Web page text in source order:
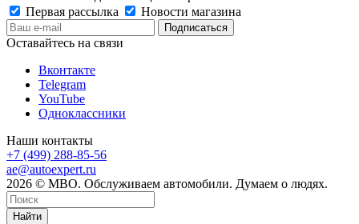
Первая рассылка
Новости магазина
Оставайтесь на связи
Вконтакте
Telegram
YouTube
Одноклассники
Наши контакты
+7 (499) 288-85-56
ae@autoexpert.ru
2026 © МВО. Обслуживаем автомобили. Думаем о людях.
Найти